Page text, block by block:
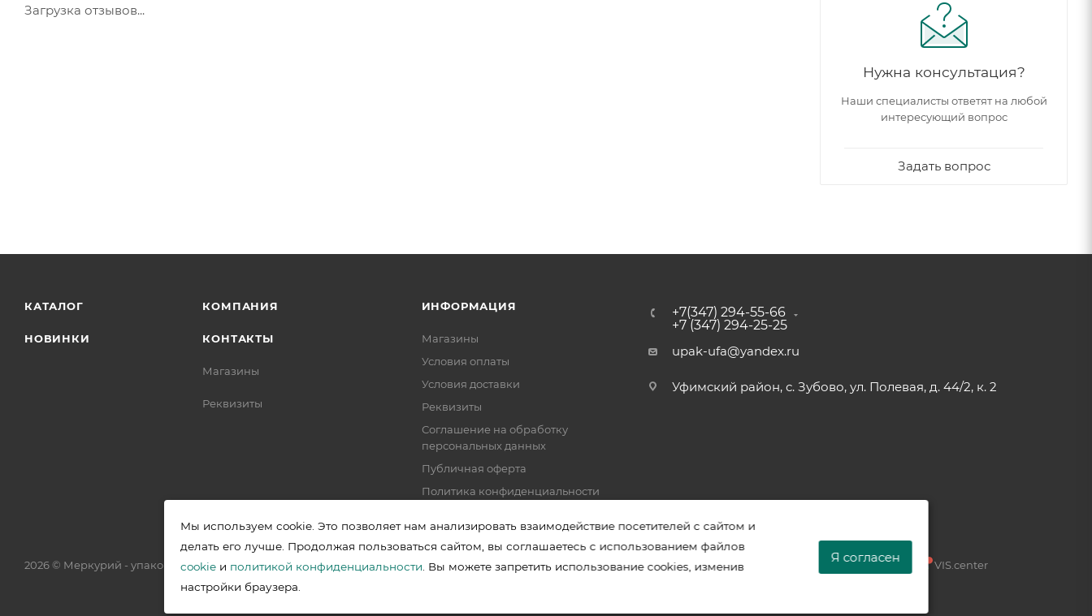
Загрузка отзывов...
Нужна консультация?
Наши специалисты ответят на любой
интересующий вопрос
Задать вопрос
КАТАЛОГ
НОВИНКИ
КОМПАНИЯ
КОНТАКТЫ
Магазины
Реквизиты
ИНФОРМАЦИЯ
Магазины
Условия оплаты
Условия доставки
Реквизиты
Соглашение на обработку
персональных данных
Публичная оферта
Политика конфиденциальности
+7(347) 294-55-66
+7 (347) 294-25-25
upak-ufa@yandex.ru
Уфимский район, с. Зубово, ул. Полевая, д. 44/2, к. 2
2026 © Меркурий - упаковочная продукция от ведущих производителей в Уфе Разработка — VIS.center
Мы используем cookie. Это позволяет нам анализировать взаимодействие посетителей с сайтом и
делать его лучше. Продолжая пользоваться сайтом, вы соглашаетесь с использованием файлов
cookieи политикой конфиденциальности . Вы можете запретить использование cookies, изменив
настройки браузера.
Я согласен